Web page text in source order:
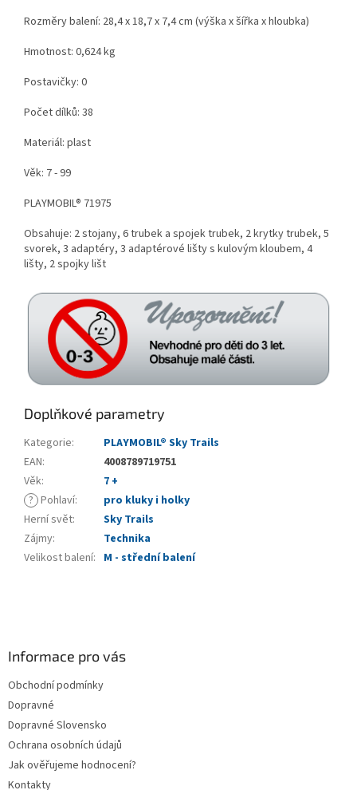
Rozměry balení: 28,4 x 18,7 x 7,4 cm (výška x šířka x hloubka)
Hmotnost: 0,624 kg
Postavičky: 0
Počet dílků: 38
Materiál: plast
Věk: 7 - 99
PLAYMOBIL® 71975
Obsahuje: 2 stojany, 6 trubek a spojek trubek, 2 krytky trubek, 5
svorek, 3 adaptéry, 3 adaptérové ​​lišty s kulovým kloubem, 4
lišty, 2 spojky lišt
Doplňkové parametry
Kategorie:
PLAYMOBIL® Sky Trails
EAN:
4008789719751
Věk:
7 +
? Pohlaví:
pro kluky i holky
Herní svět:
Sky Trails
Zájmy:
Technika
Velikost balení: M - střední balení
Informace pro vás
Obchodní podmínky
Dopravné
Dopravné Slovensko
Ochrana osobních údajů
Jak ověřujeme hodnocení?
Kontakty